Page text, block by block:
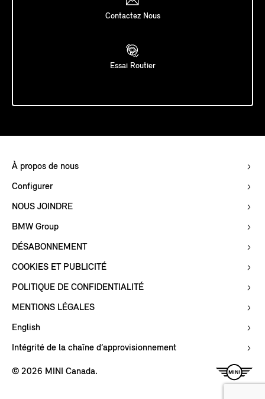
Contactez Nous
Essai Routier
À propos de nous
Configurer
NOUS JOINDRE
BMW Group
DÉSABONNEMENT
COOKIES ET PUBLICITÉ
POLITIQUE DE CONFIDENTIALITÉ
MENTIONS LÉGALES
English
Intégrité de la chaîne d’approvisionnement
© 2026 MINI Canada.